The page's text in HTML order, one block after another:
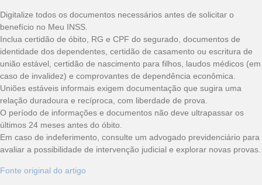
Digitalize todos os documentos necessários antes de solicitar o
benefício no Meu INSS.
Inclua certidão de óbito, RG e CPF do segurado, documentos de
identidade dos dependentes, certidão de casamento ou escritura de
união estável, certidão de nascimento para filhos, laudos médicos (em
caso de invalidez) e comprovantes de dependência econômica.
Uniões estáveis informais exigem documentação que sugira uma
relação duradoura e recíproca, com liberdade de prova.
O período de informações e documentos não deve ultrapassar os
últimos 24 meses antes do óbito.
Em caso de indeferimento, consulte um advogado previdenciário para
avaliar a possibilidade de intervenção judicial e explorar novas provas.
Fonte original do artigo